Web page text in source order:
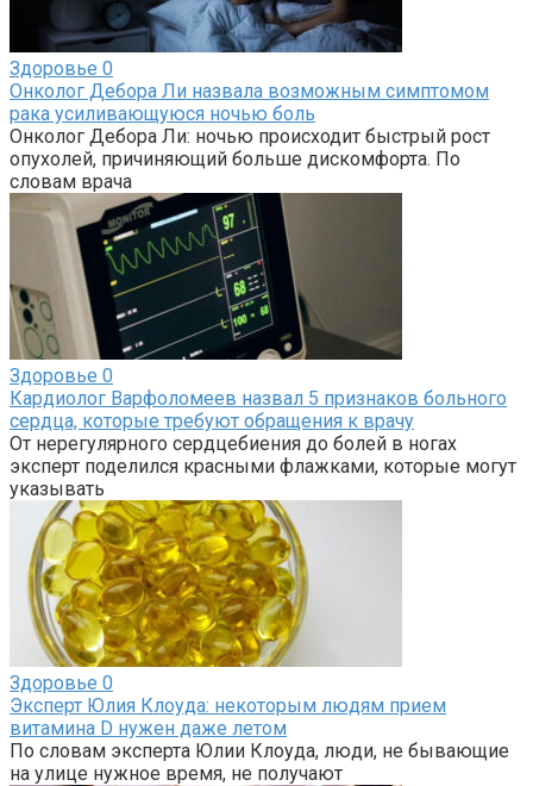
Здоровье 0
Онколог Дебора Ли назвала возможным симптомом
рака усиливающуюся ночью боль
Онколог Дебора Ли: ночью происходит быстрый рост
опухолей, причиняющий больше дискомфорта. По
словам врача
Здоровье 0
Кардиолог Варфоломеев назвал 5 признаков больного
сердца, которые требуют обращения к врачу
От нерегулярного сердцебиения до болей в ногах
эксперт поделился красными флажками, которые могут
указывать
Здоровье 0
Эксперт Юлия Клоуда: некоторым людям прием
витамина D нужен даже летом
По словам эксперта Юлии Клоуда, люди, не бывающие
на улице нужное время, не получают